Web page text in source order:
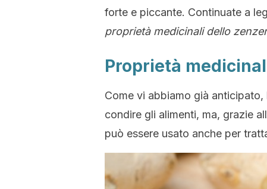
forte e piccante. Continuate a
proprietà medicinali dello
Proprietà
Come vi abbiamo già
condire gli alimenti, ma, grazie
può essere usato anche per